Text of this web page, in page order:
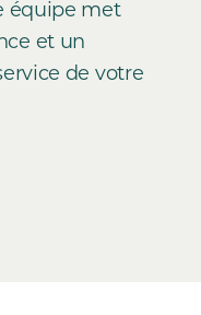
équipe met
et un
de votre